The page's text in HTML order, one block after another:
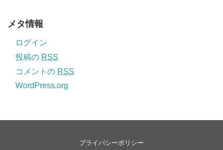
メタ情報
ログイン
投稿の RSS
コメントの RSS
WordPress.org
プライバシーポリシー